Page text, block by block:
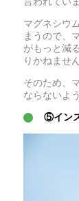
マグネシウ
まうので、
がもっと減
りかねません
そのため、
ならないよ
⑤イン